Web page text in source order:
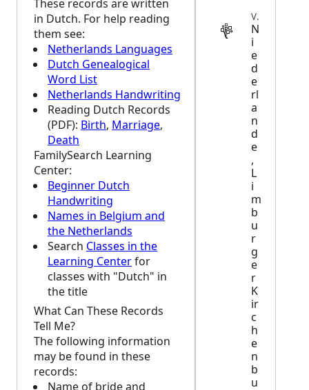
These records are written
in Dutch. For help reading
them see:
Netherlands Languages
Dutch Genealogical
Word List
Netherlands Handwriting
Reading Dutch Records
(PDF): Birth, Marriage,
Death
FamilySearch Learning
Center:
Beginner Dutch
Handwriting
Names in Belgium and
the Netherlands
Search Classes in the
Learning Centerfor
classes with "Dutch" in
the title
What Can These Records
Tell Me?
The following information
may be found in these
records:
Name of bride and
VITAL
N
i
e
d
e
rl
a
n
d
e
,
L
i
m
b
u
r
g
e
r
K
ir
c
h
e
n
b
u